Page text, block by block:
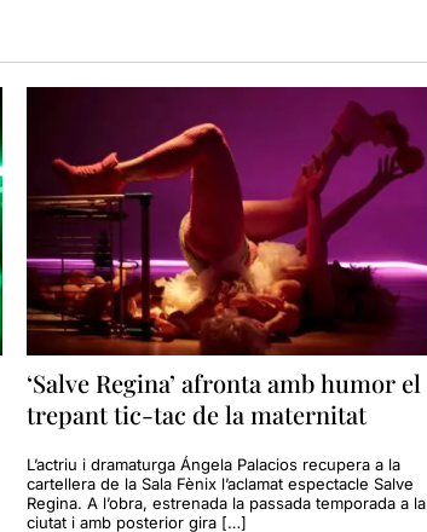
‘Salve Regina’ afronta amb humor el
trepant tic-tac de la maternitat
L’actriu i dramaturga Ángela Palacios recupera a la
cartellera de la Sala Fènix l’aclamat espectacle Salve
Regina. A l’obra, estrenada la passada temporada a la
ciutat i amb posterior gira […]